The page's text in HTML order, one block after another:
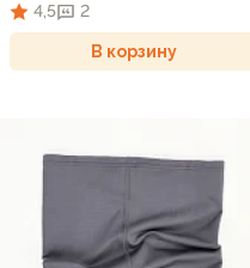
4,5
2
В корзину